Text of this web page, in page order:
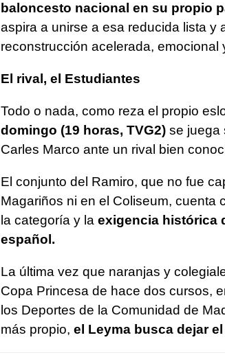
baloncesto nacional en su propio
aspira a unirse a esa reducida lista y
reconstrucción acelerada, emocional
El rival, el Estudiantes
Todo o nada, como reza el propio
domingo (19 horas, TVG2)se juega
Carles Marco ante un rival bien
El conjunto del Ramiro, que no fue
Magariños ni en el Coliseum, cuenta
la categoría y la exigencia histórica
español.
La última vez que naranjas y
Copa Princesa de hace dos cursos,
los Deportes de la Comunidad de
más propio, el Leyma busca dejar